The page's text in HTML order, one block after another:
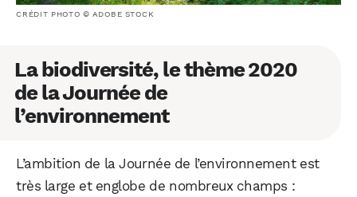
CRÉDIT PHOTO © ADOBE STOCK
La biodiversité, le thème 2020
de la Journée de
l’environnement
L’ambition de la Journée de l’environnement est
très large et englobe de nombreux champs :